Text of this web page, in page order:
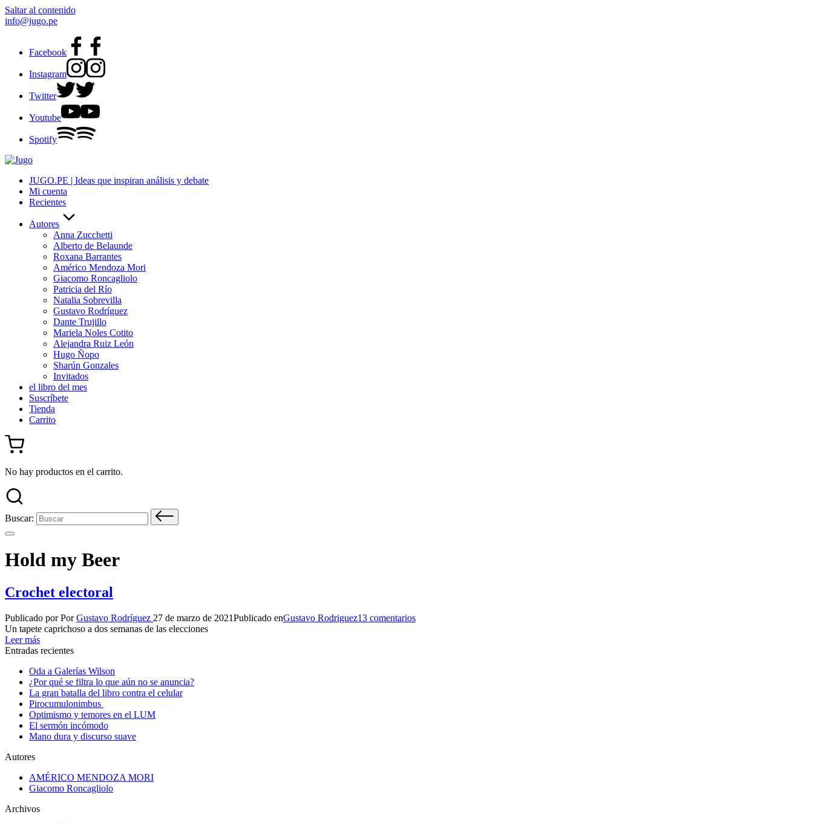
Saltar al contenido
info@jugo.pe
Facebook
Instagram
Twitter
Youtube
Spotify
JUGO.PE | Ideas que inspiran análisis y debate
Mi cuenta
Recientes
Autores
Anna Zucchetti
Alberto de Belaunde
Roxana Barrantes
Américo Mendoza Mori
Giacomo Roncagliolo
Patricia del Río
Natalia Sobrevilla
Gustavo Rodríguez
Dante Trujillo
Mariela Noles Cotito
Alejandra Ruiz León
Hugo Ñopo
Sharún Gonzales
Invitados
el libro del mes
Suscríbete
Tienda
Carrito
No hay productos en el carrito.
Buscar:
Hold my Beer
Crochet electoral
Publicado por PorGustavo Rodríguez 27 de marzo de 2021Publicado enGustavo Rodriguez13 comentarios
Un tapete caprichoso a dos semanas de las elecciones
Leer más
Entradas recientes
Oda a Galerías Wilson
¿Por qué se filtra lo que aún no se anuncia?
La gran batalla del libro contra el celular
Pirocumulonimbus
Optimismo y temores en el LUM
El sermón incómodo
Mano dura y discurso suave
Autores
AMÉRICO MENDOZA MORI
Giacomo Roncagliolo
Archivos